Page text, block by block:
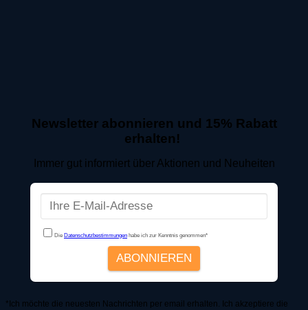
Newsletter abonnieren und 15% Rabatt
erhalten!
Immer gut informiert über Aktionen und Neuheiten
*Ich möchte die neuesten Nachrichten per email erhalten. Ich akzeptiere die